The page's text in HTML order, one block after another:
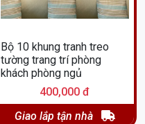
Bộ 10 khung tranh treo
tường trang trí phòng
khách phòng ngủ
400,000 đ
Giao lắp tận nhà